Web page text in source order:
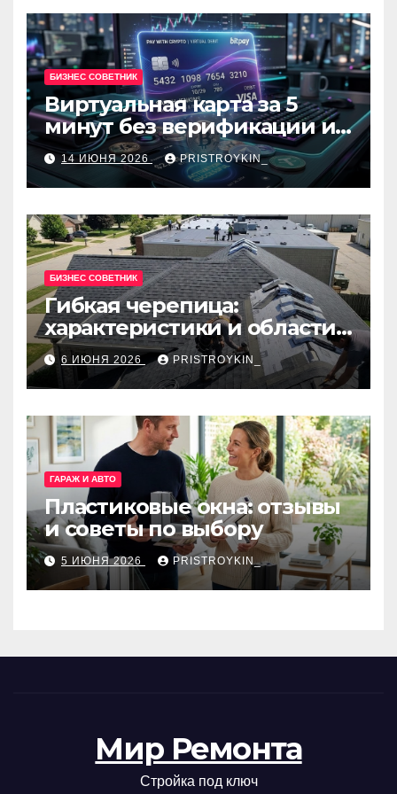
БИЗНЕС СОВЕТНИК
Виртуальная карта за 5
минут без верификации и
банков с пополнением в
USDT
14 ИЮНЯ 2026 PRISTROYKIN_
БИЗНЕС СОВЕТНИК
Гибкая черепица:
характеристики и области
применения
6 ИЮНЯ 2026 PRISTROYKIN_
ГАРАЖ И АВТО
Пластиковые окна: отзывы
и советы по выбору
5 ИЮНЯ 2026 PRISTROYKIN_
Мир Ремонта
Стройка под ключ